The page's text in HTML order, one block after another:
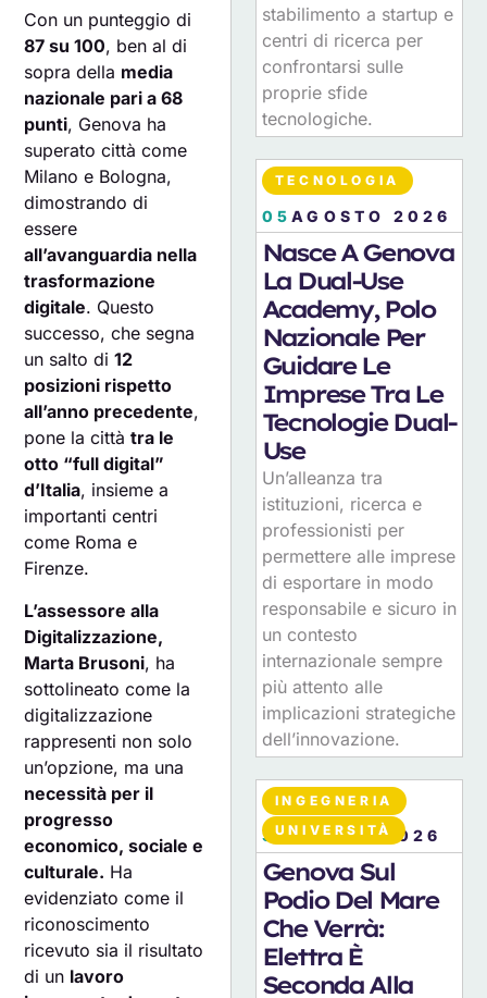
Con un punteggio di
87 su 100, ben al di
sopra della media
nazionale pari a 68
punti, Genova ha
superato città come
Milano e Bologna,
dimostrando di
essere
all’avanguardia nella
trasformazione
digitale. Questo
successo, che segna
un salto di12
posizioni rispetto
all’anno precedente,
pone la cittàtra le
otto “full digital”
d’Italia, insieme a
importanti centri
come Roma e
Firenze.
L’assessore alla
Digitalizzazione,
Marta Brusoni, ha
sottolineato come la
digitalizzazione
rappresenti non solo
un’opzione, ma una
necessità per il
progresso
economico, sociale e
culturale. Ha
evidenziato come il
riconoscimento
ricevuto sia il risultato
di un lavoro
stabilimento a startup e
centri di ricerca per
confrontarsi sulle
proprie sfide
tecnologiche.
TECNOLOGIA
05AGOSTO 2026
Nasce A Genova
La Dual-Use
Academy, Polo
Nazionale Per
Guidare Le
Imprese Tra Le
Tecnologie Dual-
Use
Un’alleanza tra
istituzioni, ricerca e
professionisti per
permettere alle imprese
di esportare in modo
responsabile e sicuro in
un contesto
internazionale sempre
più attento alle
implicazioni strategiche
dell’innovazione.
INGEGNERIA
UNIVERSITÀ
30LUGLIO 2026
Genova Sul
Podio Del Mare
Che Verrà:
Elettra È
Seconda Alla